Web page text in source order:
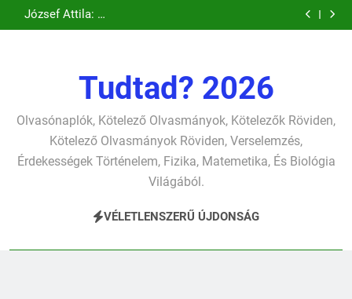
Ugrás
a
verselemzés
tavon
Mihály: A fársáng
József Attila: A
gyerekszemű élet-
Tudtad? 2026
Olvasónaplók, Kötelező Olvasmányok, Kötelezők Röviden,
Kötelező Olvasmányok Röviden, Verselemzés,
Érdekességek Történelem, Fizika, Matemetika, És Biológia
Világából.
VÉLETLENSZERŰ ÚJDONSÁG